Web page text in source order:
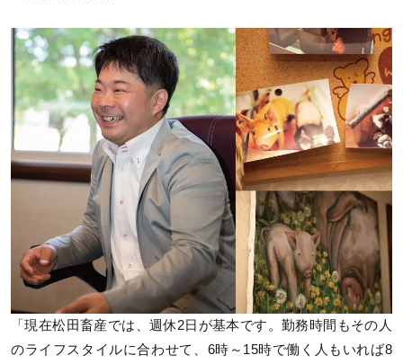
「現在松田畜産では、週休2日が基本です。勤務時間もその人
のライフスタイルに合わせて、6時～15時で働く人もいれば8